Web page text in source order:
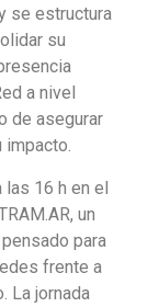
se estructura
su
a nivel
de asegurar
impacto.
las 16 h en el
un
para
frente a
La jornada